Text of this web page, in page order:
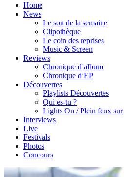
Home
News
Le son de la semaine
Clipothèque
Le coin des reprises
Music & Screen
Reviews
Chronique d’album
Chronique d’EP
Découvertes
Playlists Découvertes
Qui es-tu ?
Lights On / Plein feux sur
Interviews
Live
Festivals
Photos
Concours